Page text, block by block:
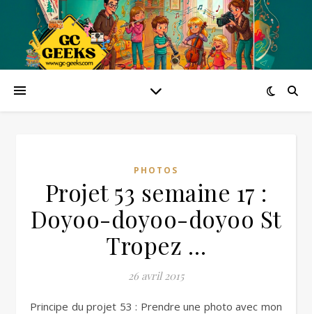
PHOTOS
Projet 53 semaine 17 :
Doyoo-doyoo-doyoo St
Tropez …
26 avril 2015
Principe du projet 53 : Prendre une photo avec mon